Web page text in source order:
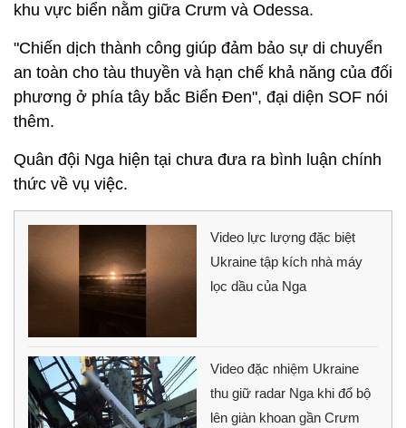
khu vực biển nằm giữa Crưm và Odessa.
"Chiến dịch thành công giúp đảm bảo sự di chuyển
an toàn cho tàu thuyền và hạn chế khả năng của đối
phương ở phía tây bắc Biển Đen", đại diện SOF nói
thêm.
Quân đội Nga hiện tại chưa đưa ra bình luận chính
thức về vụ việc.
Video lực lượng đặc biệt
Ukraine tập kích nhà máy
lọc dầu của Nga
Video đặc nhiệm Ukraine
thu giữ radar Nga khi đổ bộ
lên giàn khoan gần Crưm